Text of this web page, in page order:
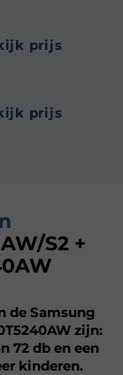
prijs
prijs
S2 +
de Samsung
zijn:
72 db en een
kinderen.